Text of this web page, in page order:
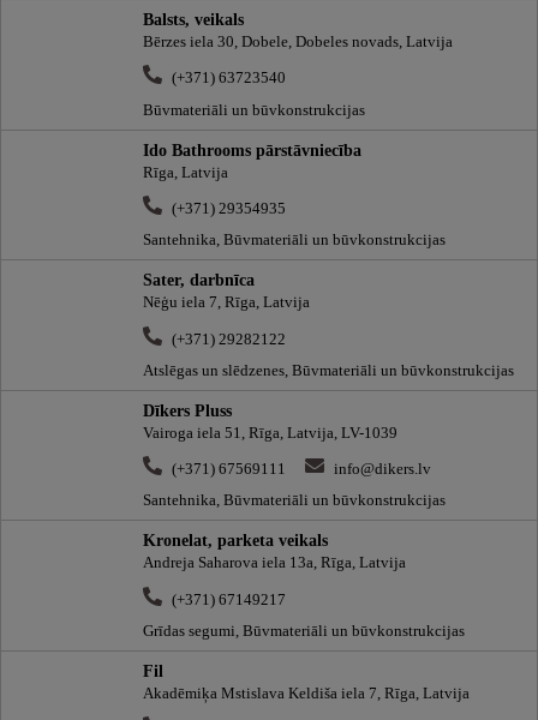
Balsts, veikals
Bērzes iela 30, Dobele, Dobeles novads, Latvija
(+371) 63723540
Būvmateriāli un būvkonstrukcijas
Ido Bathrooms pārstāvniecība
Rīga, Latvija
(+371) 29354935
Santehnika, Būvmateriāli un būvkonstrukcijas
Sater, darbnīca
Nēģu iela 7, Rīga, Latvija
(+371) 29282122
Atslēgas un slēdzenes, Būvmateriāli un būvkonstrukcijas
Dīkers Pluss
Vairoga iela 51, Rīga, Latvija, LV-1039
(+371) 67569111
info@dikers.lv
Santehnika, Būvmateriāli un būvkonstrukcijas
Kronelat, parketa veikals
Andreja Saharova iela 13a, Rīga, Latvija
(+371) 67149217
Grīdas segumi, Būvmateriāli un būvkonstrukcijas
Fil
Akadēmiķa Mstislava Keldiša iela 7, Rīga, Latvija